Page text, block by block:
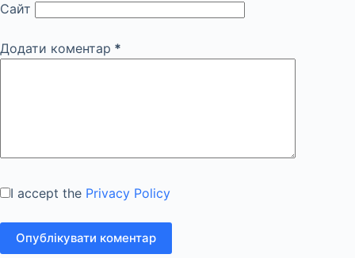
Сайт
Додати коментар *
I accept the Privacy Policy
Опублікувати коментар